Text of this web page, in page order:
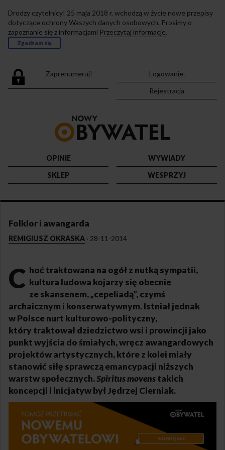
Drodzy czytelnicy! 25 maja 2018 r. wchodzą w życie nowe przepisy
dotyczące ochrony Waszych danych osobowych. Prosimy o
zapoznanie się z informacjami Przeczytaj informacje.
Zgadzam się
Zaprenumeruj!
Logowanie.
Rejestracja
strony
OPINIE
WYWIADY
SKLEP
WESPRZYJ
Folklor i awangarda
REMIGIUSZ OKRASKA · 28-11-2014
C hoć traktowana na ogół z nutką sympatii,
kultura ludowa kojarzy się obecnie
ze skansenem, „cepeliadą”, czymś
archaicznym i konserwatywnym. Istniał jednak
w Polsce nurt kulturowo-polityczny,
który traktował dziedzictwo wsi i prowincji jako
punkt wyjścia do śmiałych, wręcz awangardowych
projektów artystycznych, które z kolei miały
stanowić siłę sprawczą emancypacji niższych
warstw społecznych.Spiritus movenstakich
koncepcji i inicjatyw był Jędrzej Cierniak.